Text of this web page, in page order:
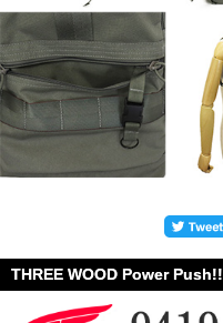
THREE WOOD Power Push!!